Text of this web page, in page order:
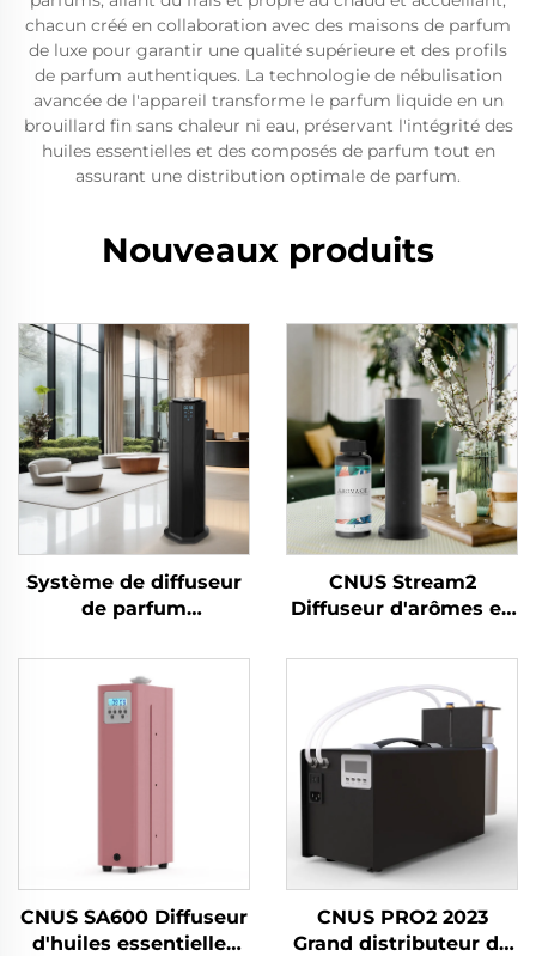
chacun créé en collaboration avec des maisons de parfum
de luxe pour garantir une qualité supérieure et des profils
de parfum authentiques. La technologie de nébulisation
avancée de l'appareil transforme le parfum liquide en un
brouillard fin sans chaleur ni eau, préservant l'intégrité des
huiles essentielles et des composés de parfum tout en
assurant une distribution optimale de parfum.
Nouveaux produits
Système de diffuseur
de parfum
salle de bain/bureau
d'hôtel/salle de bain
commerciale CNUS
S3000TF
CNUS Stream2
Diffuseur d'arômes en
brancher 150 ml avec
brume froide et
contrôle intelligent
sans fil WIFI
CNUS SA600 Diffuseur
d'huiles essentielles
CNUS PRO2 2023
Grand distributeur de